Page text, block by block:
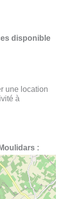
disponible
une location
à
: